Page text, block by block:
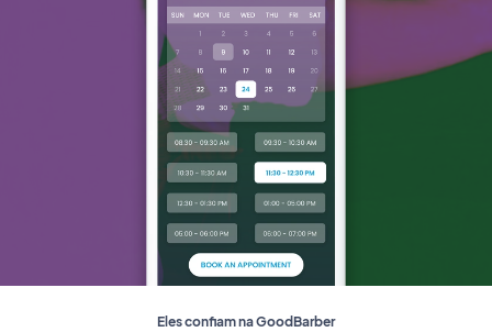
Eles confiam na GoodBarber